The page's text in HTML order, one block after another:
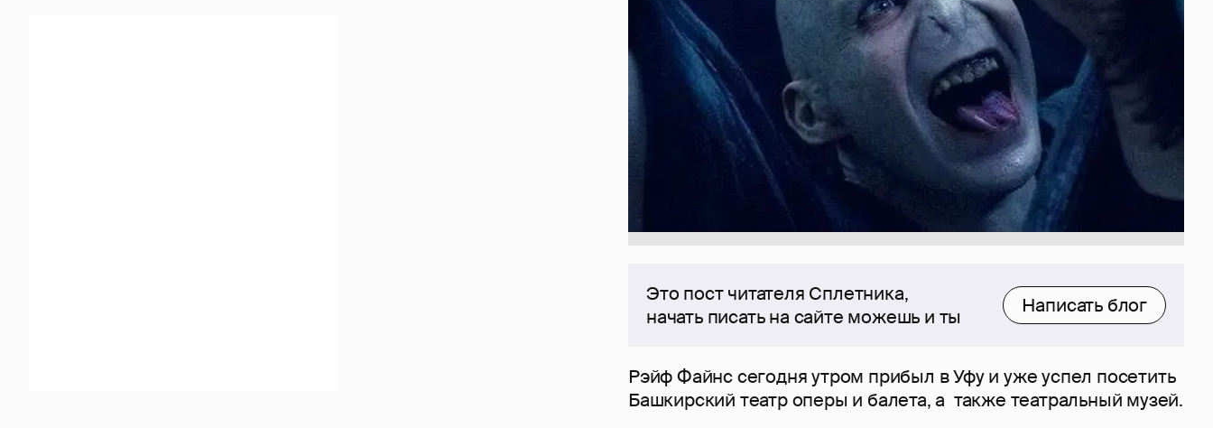
Это пост читателя Сплетника,
начать писать на сайте можешь и ты
Написать блог
Рэйф Файнс сегодня утром прибыл в Уфу и уже успел посетить
Башкирский театр оперы и балета, а также театральный музей.